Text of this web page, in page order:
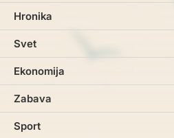
Hronika
Svet
Ekonomija
Zabava
Sport